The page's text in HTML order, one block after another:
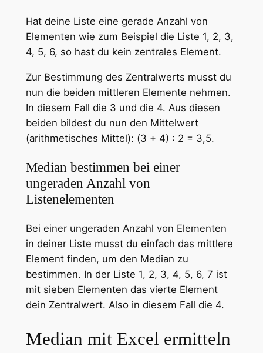
Hat deine Liste eine gerade Anzahl von
Elementen wie zum Beispiel die Liste 1, 2, 3,
4, 5, 6, so hast du kein zentrales Element.
Zur Bestimmung des Zentralwerts musst du
nun die beiden mittleren Elemente nehmen.
In diesem Fall die 3 und die 4. Aus diesen
beiden bildest du nun den Mittelwert
(arithmetisches Mittel): (3 + 4) : 2 = 3,5.
Median bestimmen bei einer
ungeraden Anzahl von
Listenelementen
Bei einer ungeraden Anzahl von Elementen
in deiner Liste musst du einfach das mittlere
Element finden, um den Median zu
bestimmen. In der Liste 1, 2, 3, 4, 5, 6, 7 ist
mit sieben Elementen das vierte Element
dein Zentralwert. Also in diesem Fall die 4.
Median mit Excel ermitteln